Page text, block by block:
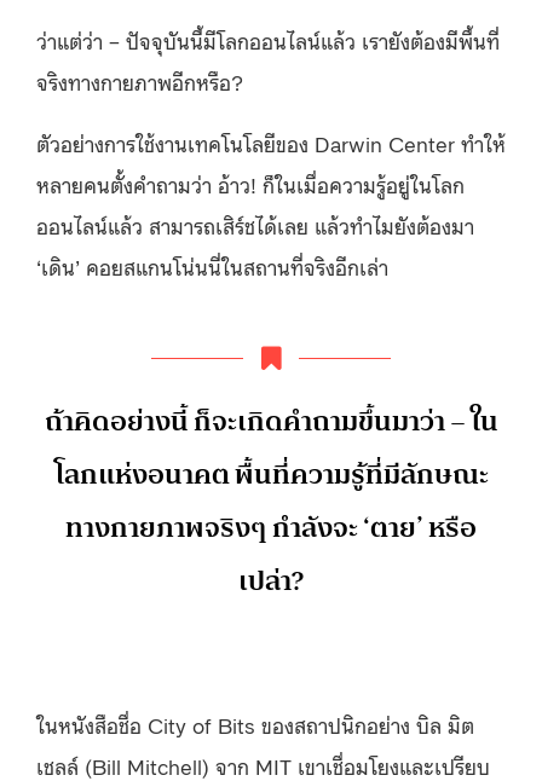
ว่าแต่ว่า – ปัจจุบันนี้มีโลกออนไลน์แล้ว เรายังต้องมีพื้นที่
จริงทางกายภาพอีกหรือ?
ตัวอย่างการใช้งานเทคโนโลยีของ Darwin Center ทำให้
หลายคนตั้งคำถามว่า อ้าว! ก็ในเมื่อความรู้อยู่ในโลก
ออนไลน์แล้ว สามารถเสิร์ชได้เลย แล้วทำไมยังต้องมา
‘เดิน’ คอยสแกนโน่นนี่ในสถานที่จริงอีกเล่า
ถ้าคิดอย่างนี้ ก็จะเกิดคำถามขึ้นมาว่า – ใน
โลกแห่งอนาคต พื้นที่ความรู้ที่มีลักษณะ
ทางกายภาพจริงๆ กำลังจะ ‘ตาย’ หรือ
เปล่า?
ในหนังสือชื่อ City of Bits ของสถาปนิกอย่าง บิล มิต
เชลล์ (Bill Mitchell) จาก MIT เขาเชื่อมโยงและเปรียบ